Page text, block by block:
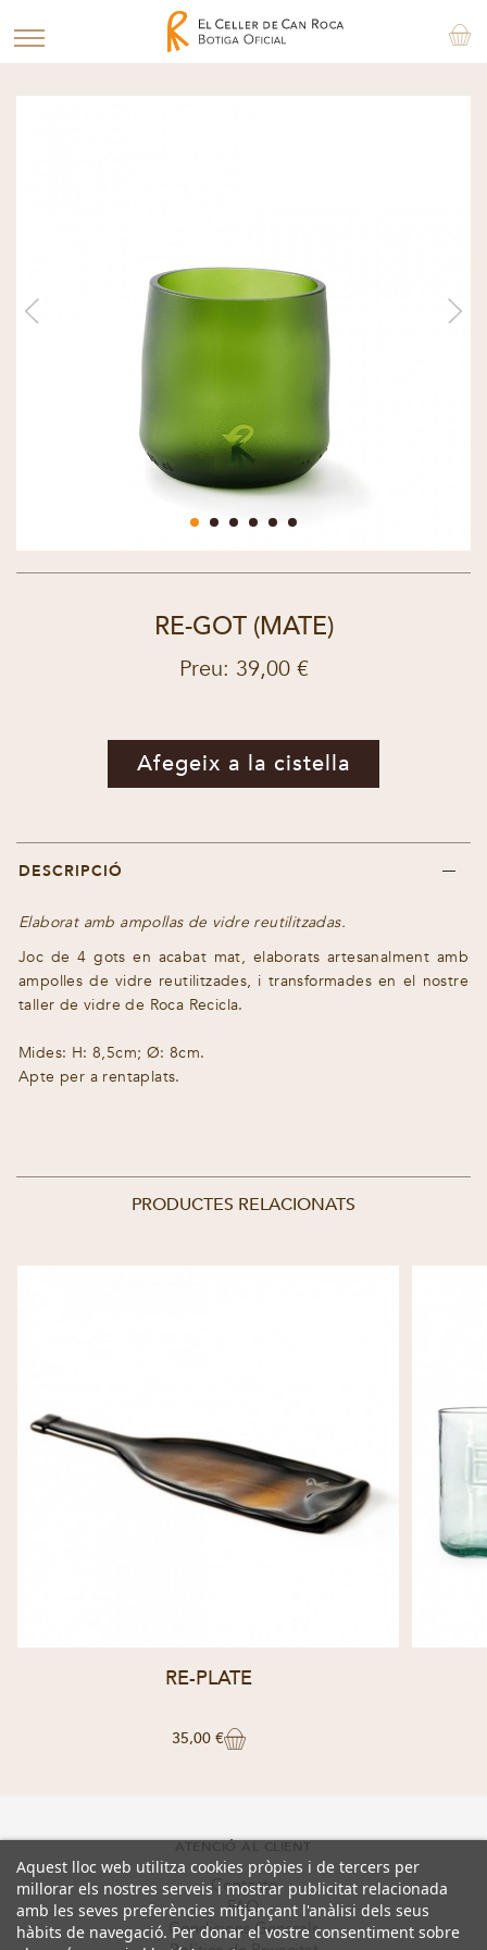
RE-GOT (MATE)
Preu: 39,00 €
Afegeix a la cistella
DESCRIPCIÓ
Elaborat amb ampollas de vidre reutilitzadas.
Joc de 4 gots en acabat mat, elaborats artesanalment amb
ampolles de vidre reutilitzades, i transformades en el nostre
taller de vidre de Roca Recicla.
Mides: H: 8,5cm; Ø: 8cm.
Apte per a rentaplats.
PRODUCTES RELACIONATS
RE-PLATE
35,00 €
Contacte
FAQ
Condicions Generals
Aquest lloc web utilitza cookies pròpies i de tercers per
millorar els nostres serveis i mostrar publicitat relacionada
amb les seves preferències mitjançant l'anàlisi dels seus
hàbits de navegació. Per donar el vostre consentiment sobre